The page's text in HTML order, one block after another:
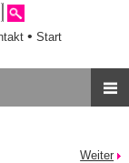
•Start
Weiter